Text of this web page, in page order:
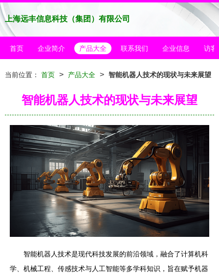
上海远丰信息科技（集团）有限公司
首页 企业简介 产品大全 联系我们 企业信息 访客
当前位置： 首页 > 产品大全 > 智能机器人技术的现状与未来展望
智能机器人技术的现状与未来展望
智能机器人技术是现代科技发展的前沿领域，融合了计算机科
学、机械工程、传感技术与人工智能等多学科知识，旨在赋予机器